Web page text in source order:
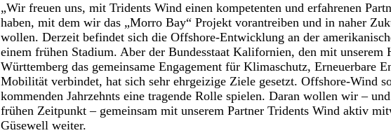
„Wir freuen uns, mit Tridents Wind einen kompetenten und erfahrenen
haben, mit dem wir das „Morro Bay“ Projekt vorantreiben und in naher
wollen. Derzeit befindet sich die Offshore-Entwicklung an der
einem frühen Stadium. Aber der Bundesstaat Kalifornien, den mit unserem
Württemberg das gemeinsame Engagement für Klimaschutz, Erneuerbare
Mobilität verbindet, hat sich sehr ehrgeizige Ziele gesetzt. Offshore-Wind
kommenden Jahrzehnts eine tragende Rolle spielen. Daran wollen wir –
frühen Zeitpunkt – gemeinsam mit unserem Partner Tridents Wind aktiv
Güsewell weiter.